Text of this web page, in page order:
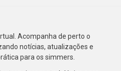
Acompanha de perto o
notícias, atualizações e
para os simmers.